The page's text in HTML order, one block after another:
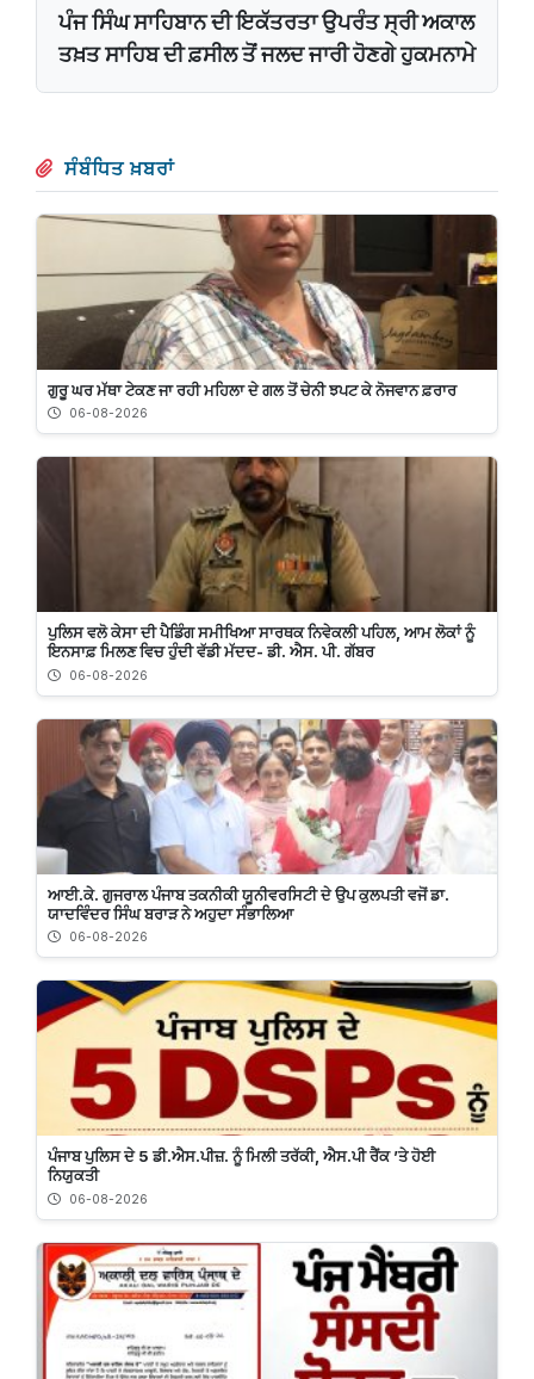
ਪੰਜ ਸਿੰਘ ਸਾਹਿਬਾਨ ਦੀ ਇਕੱਤਰਤਾ ਉਪਰੰਤ ਸ੍ਰੀ ਅਕਾਲ
ਤਖ਼ਤ ਸਾਹਿਬ ਦੀ ਫ਼ਸੀਲ ਤੋਂ ਜਲਦ ਜਾਰੀ ਹੋਣਗੇ ਹੁਕਮਨਾਮੇ
ਸੰਬੰਧਿਤ ਖ਼ਬਰਾਂ
ਗੁਰੂ ਘਰ ਮੱਥਾ ਟੇਕਣ ਜਾ ਰਹੀ ਮਹਿਲਾ ਦੇ ਗਲ ਤੋਂ ਚੇਨੀ ਝਪਟ ਕੇ ਨੋਜਵਾਨ ਫ਼ਰਾਰ
06-08-2026
ਪੁਲਿਸ ਵਲੋ ਕੇਸਾ ਦੀ ਪੈਡਿੰਗ ਸਮੀਖਿਆ ਸਾਰਥਕ ਨਿਵੇਕਲੀ ਪਹਿਲ, ਆਮ ਲੋਕਾਂ ਨੂੰ
ਇਨਸਾਫ਼ ਮਿਲਣ ਵਿਚ ਹੁੰਦੀ ਵੱਡੀ ਮੱਦਦ- ਡੀ. ਐਸ. ਪੀ. ਗੱਬਰ
06-08-2026
ਆਈ.ਕੇ. ਗੁਜਰਾਲ ਪੰਜਾਬ ਤਕਨੀਕੀ ਯੂਨੀਵਰਸਿਟੀ ਦੇ ਉਪ ਕੁਲਪਤੀ ਵਜੋਂ ਡਾ.
ਯਾਦਵਿੰਦਰ ਸਿੰਘ ਬਰਾੜ ਨੇ ਅਹੁਦਾ ਸੰਭਾਲਿਆ
06-08-2026
ਪੰਜਾਬ ਪੁਲਿਸ ਦੇ 5 ਡੀ.ਐਸ.ਪੀਜ਼. ਨੂੰ ਮਿਲੀ ਤਰੱਕੀ, ਐਸ.ਪੀ ਰੈਂਕ ’ਤੇ ਹੋਈ
ਨਿਯੁਕਤੀ
06-08-2026